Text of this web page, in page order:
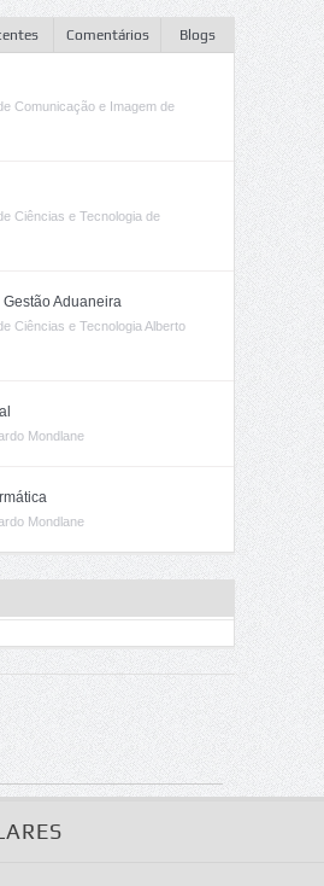
Comentários Blogs
Comunicação e Imagem de
Ciências e Tecnologia de
Aduaneira
Ciências e Tecnologia Alberto
Mondlane
Mondlane